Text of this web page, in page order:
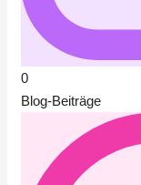
0
Blog-Beiträge